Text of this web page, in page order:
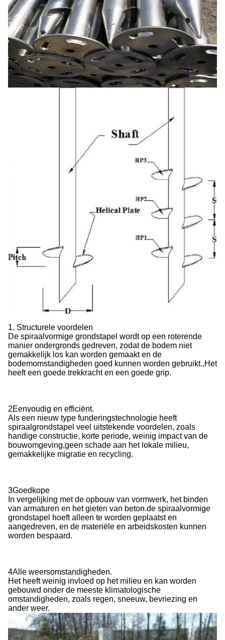
1. Structurele voordelen
De spiraalvormige grondstapel wordt op een roterende
manier ondergronds gedreven, zodat de bodem niet
gemakkelijk los kan worden gemaakt en de
bodemomstandigheden goed kunnen worden gebruikt.,Het
heeft een goede trekkracht en een goede grip.
2Eenvoudig en efficiënt.
Als een nieuw type funderingstechnologie heeft
spiraalgrondstapel veel uitstekende voordelen, zoals
handige constructie, korte periode, weinig impact van de
bouwomgeving,geen schade aan het lokale milieu,
gemakkelijke migratie en recycling.
3Goedkope
In vergelijking met de opbouw van vormwerk, het binden
van armaturen en het gieten van beton.de spiraalvormige
grondstapel hoeft alleen te worden geplaatst en
aangedreven, en de materiële en arbeidskosten kunnen
worden bespaard.
4Alle weersomstandigheden.
Het heeft weinig invloed op het milieu en kan worden
gebouwd onder de meeste klimatologische
omstandigheden, zoals regen, sneeuw, bevriezing en
ander weer.